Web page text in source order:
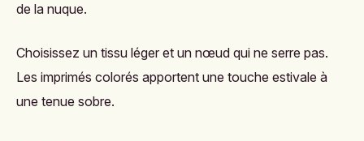
de la nuque.
Choisissez un tissu léger et un nœud qui ne serre pas.
Les imprimés colorés apportent une touche estivale à
une tenue sobre.